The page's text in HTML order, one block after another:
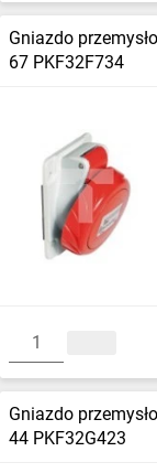
Gniazdo
67 PKF32F734
Gniazdo
44 PKF32G423